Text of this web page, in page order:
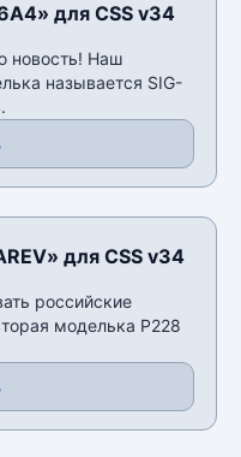
для CSS v34
новость! Наш
называется SIG-
для CSS v34
российские
моделька P228